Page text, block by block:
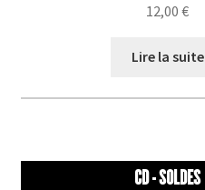
12,00€
Lire la suite
CD - SOLDES